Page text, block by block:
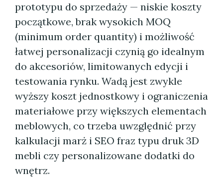
prototypu do sprzedaży — niskie koszty
początkowe, brak wysokich MOQ
(minimum order quantity) i możliwość
łatwej personalizacji czynią go idealnym
do akcesoriów, limitowanych edycji i
testowania rynku. Wadą jest zwykle
wyższy koszt jednostkowy i ograniczenia
materiałowe przy większych elementach
meblowych, co trzeba uwzględnić przy
kalkulacji marż i SEO fraz typu druk 3D
mebli czy personalizowane dodatki do
wnętrz.